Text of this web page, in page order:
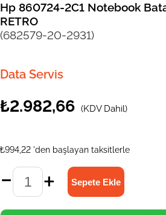
Hp 860724-2C1 Notebook
RETRO
(682579-20-2931)
Data Servis
₺2.982,66 (KDV Dahil)
₺994,22 'den başlayan taksitlerle